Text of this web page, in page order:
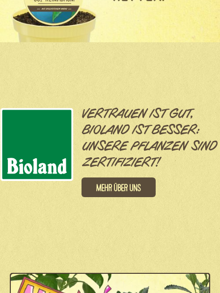
VERTRAUEN IST GUT,
BIOLAND IST BESSER:
UNSERE PFLANZEN SIND
ZERTIFIZIERT!
Mehr über uns